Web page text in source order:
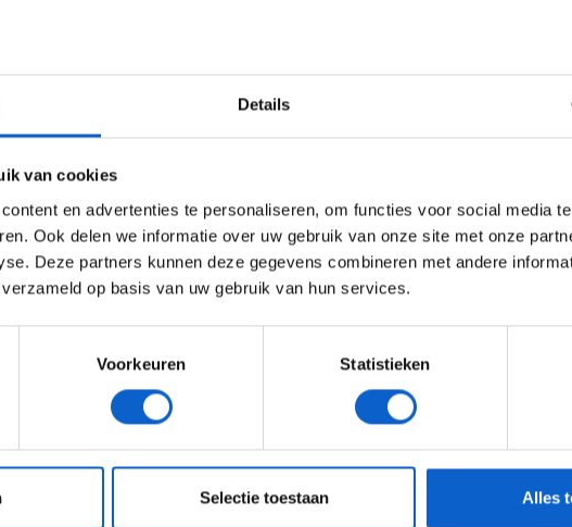
Details
van cookies
en advertenties te personaliseren, om functies voor social media
Ook delen we informatie over uw gebruik van onze site met onze
Deze partners kunnen deze gegevens combineren met andere
op basis van uw gebruik van hun services.
Voorkeuren Statistieken
Selectie toestaan Alles
probleemloze testdag. “Ik heb echt genoten van de
dus alle credits voor iedereen bij VCARB en
ondersteuning. We hebben het programma kunnen
werken, maar over het algemeen was het een
Advertentie instellingen
Toon alle alcoholische drankenadvertenties (18+)
Toon alle kansspelenadvertenties (24+)
JONGER DAN 24 24 JAAR OF OUDER
onsprivacybeleidvoor meer informatie over gegevensgebruik en -bescherming.